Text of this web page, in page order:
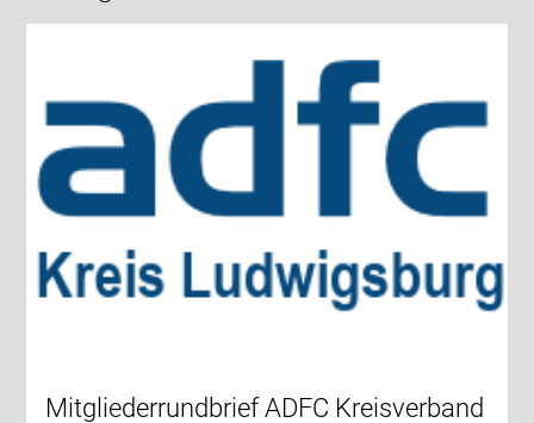
Mitgliederrundbrief ADFC Kreisverband